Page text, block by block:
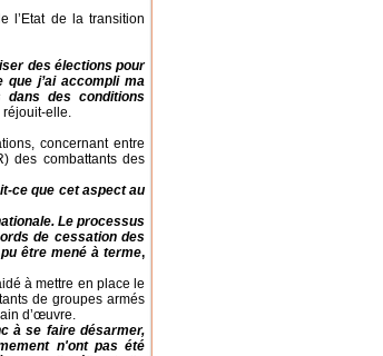
l’Etat de la transition
des élections pour
j’ai accompli ma
dans des conditions
réjouit-elle.
concernant entre
des combattants des
ce que cet aspect au
Le processus
de cessation des
être mené à terme,
à mettre en place le
de groupes armés
d’œuvre.
à se faire désarmer,
n'ont pas été